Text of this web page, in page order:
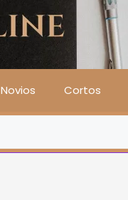
Novios Cortos